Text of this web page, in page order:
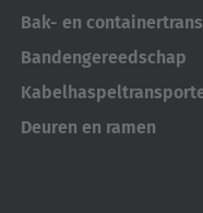
Bak- en
Bandengereedschap
Deuren en ramen